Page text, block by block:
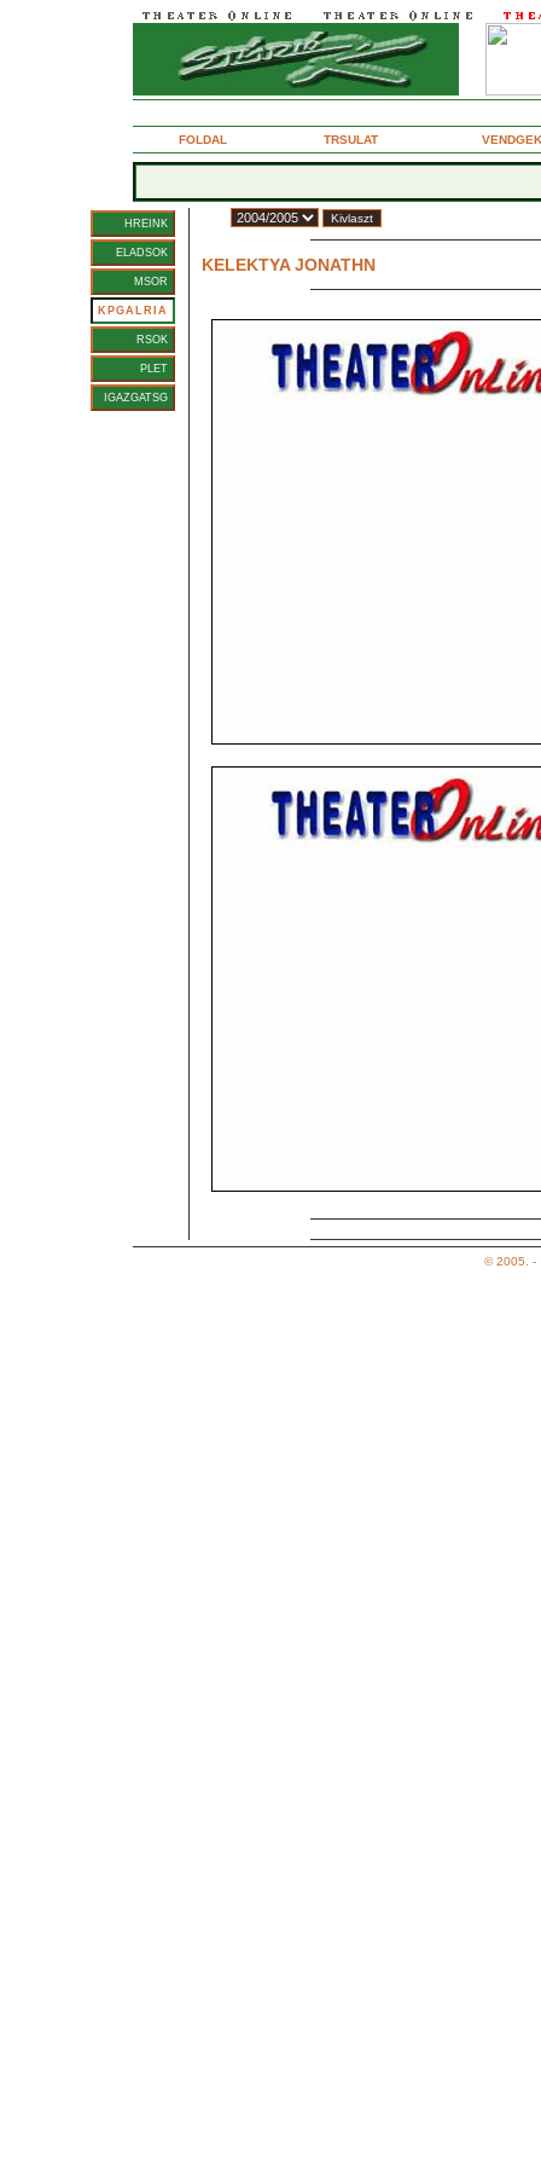
FOLDAL
TRSULAT VENDGEK
HREINK
ELADSOK
MSOR
KPGALRIA
RSOK
PLET
IGAZGATSG
KELEKTYA JONATHN
© 2005. -